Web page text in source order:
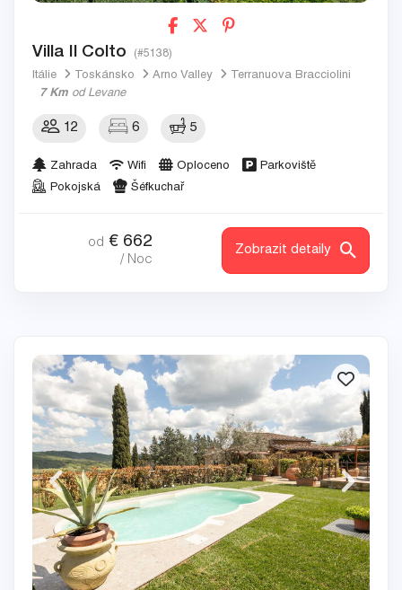
Villa Il Colto (#5138)
Itálie Toskánsko Arno Valley
Terranuova Bracciolini
7 Km od Levane
12 6 5
Zahrada Wifi Oploceno
Parkoviště
Pokojská
Šéfkuchař
od € 662
/ Noc
Zobrazit detaily